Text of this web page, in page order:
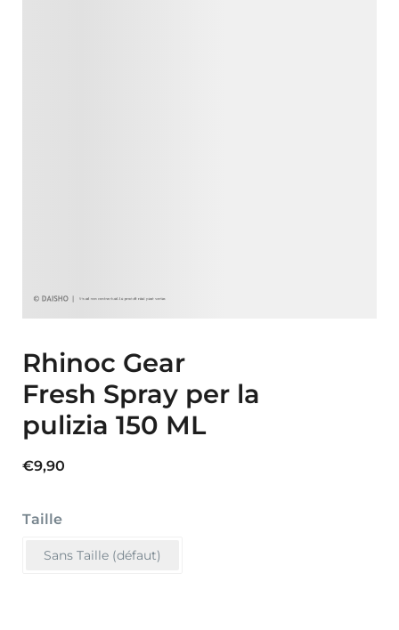
Rhinoc Gear
Fresh Spray per la
pulizia 150 ML
€9,90
Taille
Sans Taille (défaut)